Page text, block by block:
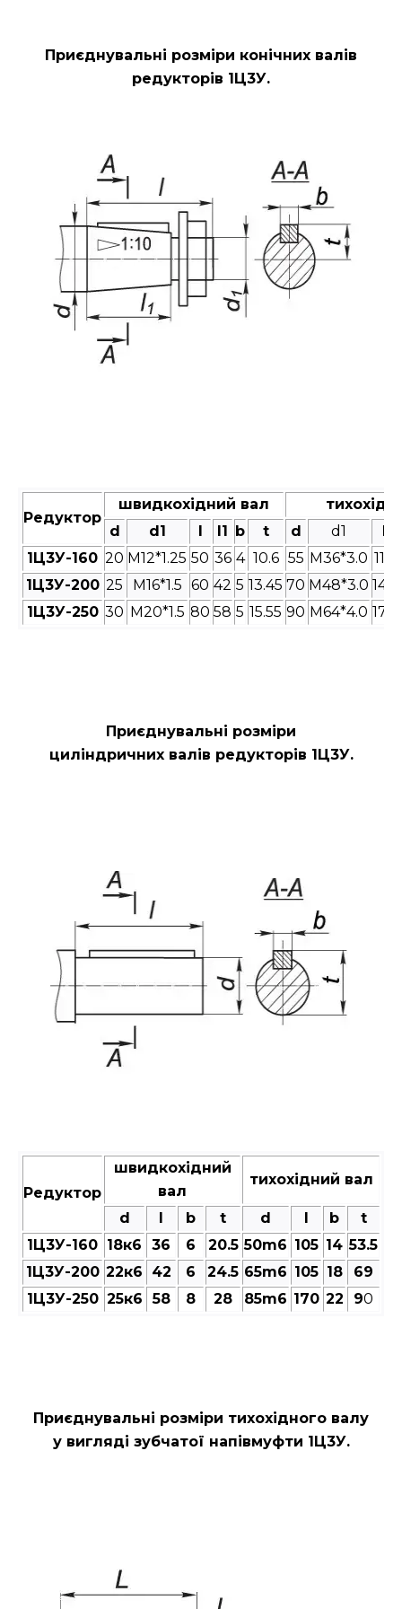
Приєднувальні розміри конічних валів
редукторів 1Ц3У.
Редуктор
швидкохідний вал
d
d1 l l1 b t d d1
l
1Ц3У-160 20 M12*1.25 50 36 4 10.6 55 M36*3.0 110
1Ц3У-200 25 M16*1.5 60 42 5 13.45 70 M48*3.0 140
1Ц3У-250 30 M20*1.5 80 58 5 15.55 90 M64*4.0 170
Приєднувальні розміри
циліндричних валів редукторів 1Ц3У.
Редуктор
швидкохідний
вал
тихохідний вал
d l b t d l b
t
1Ц3У-160 18к6 36 6 20.5 50m6 105 14 53.5
1Ц3У-200 22к6 42 6 24.5 65m6 105 18
69
1Ц3У-250 25к6 58 8 28 85m6 170 22 90
Приєднувальні розміри тихохідного валу
у вигляді зубчатої напівмуфти 1Ц3У.